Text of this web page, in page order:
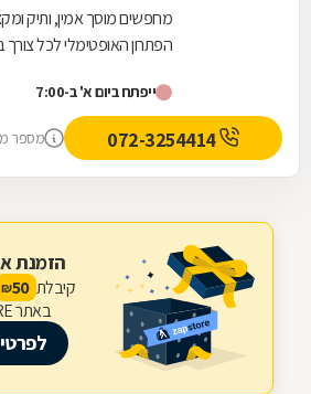
מחפשים מוסך אמין, ותיק
הפתרון האופטימלי לכל
קיה...ייפתח ביום א' ב-7:00
072-3254414 מספר
הזמנת
קיבלת 50
₪
באתר ZAPSTORE